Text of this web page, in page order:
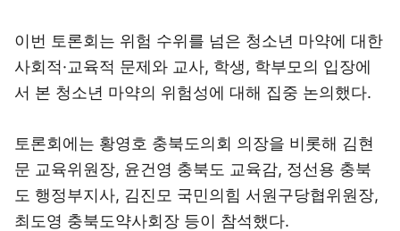
이번 토론회는 위험 수위를 넘은 청소년 마약에 대한
사회적·교육적 문제와 교사, 학생, 학부모의 입장에
서 본 청소년 마약의 위험성에 대해 집중 논의했다.
토론회에는 황영호 충북도의회 의장을 비롯해 김현
문 교육위원장, 윤건영 충북도 교육감, 정선용 충북
도 행정부지사, 김진모 국민의힘 서원구당협위원장,
최도영 충북도약사회장 등이 참석했다.